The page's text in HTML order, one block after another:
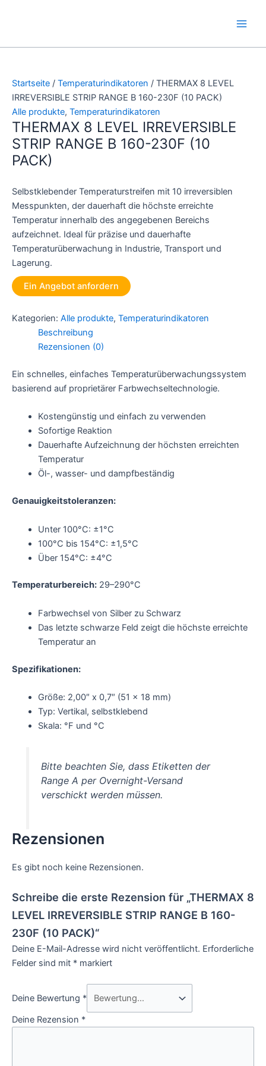
Startseite / Temperaturindikatoren / THERMAX 8 LEVEL
IRREVERSIBLE STRIP RANGE B 160-230F (10 PACK)
Alle produkte, Temperaturindikatoren
THERMAX 8 LEVEL IRREVERSIBLE
STRIP RANGE B 160-230F (10
PACK)
Selbstklebender Temperaturstreifen mit 10 irreversiblen
Messpunkten, der dauerhaft die höchste erreichte
Temperatur innerhalb des angegebenen Bereichs
aufzeichnet. Ideal für präzise und dauerhafte
Temperaturüberwachung in Industrie, Transport und
Lagerung.
Ein Angebot anfordern
Kategorien: Alle produkte, Temperaturindikatoren
Beschreibung
Rezensionen (0)
Ein schnelles, einfaches Temperaturüberwachungssystem
basierend auf proprietärer Farbwechseltechnologie.
Kostengünstig und einfach zu verwenden
Sofortige Reaktion
Dauerhafte Aufzeichnung der höchsten erreichten
Temperatur
Öl-, wasser- und dampfbeständig
Genauigkeitstoleranzen:
Unter 100°C: ±1°C
100°C bis 154°C: ±1,5°C
Über 154°C: ±4°C
Temperaturbereich: 29–290°C
Farbwechsel von Silber zu Schwarz
Das letzte schwarze Feld zeigt die höchste erreichte
Temperatur an
Spezifikationen:
Größe: 2,00″ x 0,7″ (51 x 18 mm)
Typ: Vertikal, selbstklebend
Skala: °F und °C
Bitte beachten Sie, dass Etiketten der
Range A per Overnight-Versand
verschickt werden müssen.
Rezensionen
Es gibt noch keine Rezensionen.
Schreibe die erste Rezension für „THERMAX 8
LEVEL IRREVERSIBLE STRIP RANGE B 160-
230F (10 PACK)“
Deine E-Mail-Adresse wird nicht veröffentlicht. Erforderliche
Felder sind mit * markiert
Deine Bewertung *
Deine Rezension *